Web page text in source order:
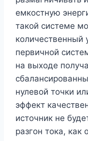
емкостную
такой системе
количественный
первичной
на выходе
нулевой точки
эффект
источник не
разгон тока, как